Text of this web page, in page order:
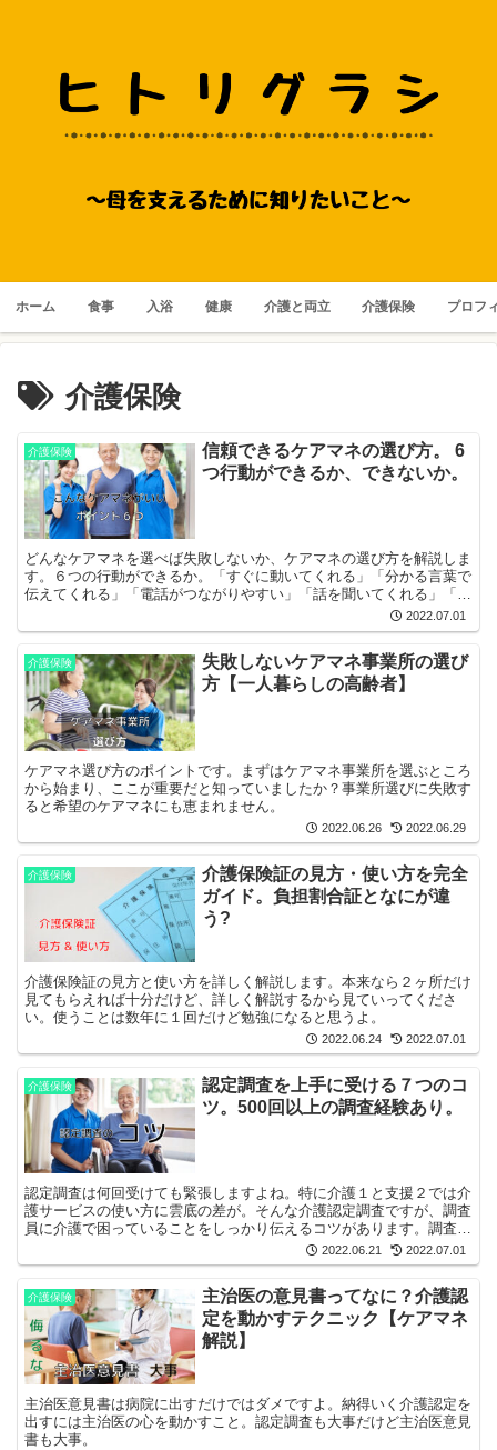
ホーム 食事 入浴 健康 介護と両立 介護保険 プロフ
介護保険
介護保険
信頼できるケアマネの選び方。 6
つ行動ができるか、できないか。
どんなケアマネを選べば失敗しないか、ケアマネの選び方を解説しま
す。６つの行動ができるか。「すぐに動いてくれる」「分かる言葉で
伝えてくれる」「電話がつながりやすい」「話を聞いてくれる」「無
理なことは無理と言ってくれる」「地域の事情に詳しい」 2022.07.01
介護保険
失敗しないケアマネ事業所の選び
方【一人暮らしの高齢者】
ケアマネ選び方のポイントです。まずはケアマネ事業所を選ぶところ
から始まり、ここが重要だと知っていましたか？事業所選びに失敗す
ると希望のケアマネにも恵まれません。
2022.06.26 2022.06.29
介護保険
介護保険証の見方・使い方を完全
ガイド。負担割合証となにが違
う?
介護保険証の見方と使い方を詳しく解説します。本来なら２ヶ所だけ
見てもらえれば十分だけど、詳しく解説するから見ていってくださ
い。使うことは数年に１回だけど勉強になると思うよ。
2022.06.24 2022.07.01
介護保険
認定調査を上手に受ける７つのコ
ツ。500回以上の調査経験あり。
認定調査は何回受けても緊張しますよね。特に介護１と支援２では介
護サービスの使い方に雲底の差が。そんな介護認定調査ですが、調査
員に介護で困っていることをしっかり伝えるコツがあります。調査回
2022.06.21 2022.07.01
介護保険
主治医の意見書ってなに？介護認
定を動かすテクニック【ケアマネ
解説】
主治医意見書は病院に出すだけではダメですよ。納得いく介護認定を
出すには主治医の心を動かすこと。認定調査も大事だけど主治医意見
書も大事。